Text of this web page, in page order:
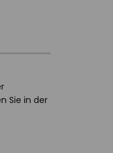
Sie in der